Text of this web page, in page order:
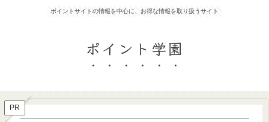
ポイントサイトの情報を中心に、お得な情報を取り扱うサイト
ポイント学園
PR